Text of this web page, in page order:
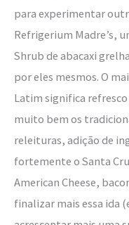
para experimentar
Refrigerium Madre’s,
Shrub de abacaxi
por eles mesmos. O
Latim significa
muito bem os
releituras, adição de
fortemente o Santa
American Cheese,
finalizar mais essa ida